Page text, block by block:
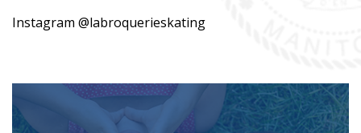
Instagram @labroquerieskating